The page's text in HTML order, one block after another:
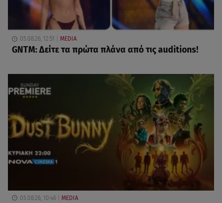
05.08.26, 12:51 MEDIA
GNTM: Δείτε τα πρώτα πλάνα από τις auditions!
05.08.26, 10:46 MEDIA